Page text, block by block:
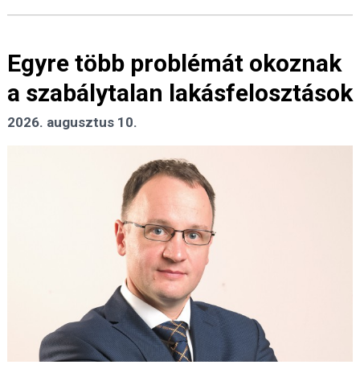
Egyre több problémát okoznak
a szabálytalan lakásfelosztások
2026. augusztus 10.